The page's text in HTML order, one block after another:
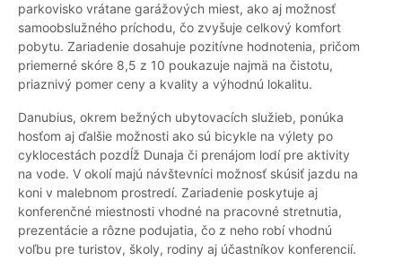
parkovisko vrátane garážových miest, ako aj možnosť
samoobslužného príchodu, čo zvyšuje celkový komfort
pobytu. Zariadenie dosahuje pozitívne hodnotenia, pričom
priemerné skóre 8,5 z 10 poukazuje najmä na čistotu,
priaznivý pomer ceny a kvality a výhodnú lokalitu.
Danubius, okrem bežných ubytovacích služieb, ponúka
hosťom aj ďalšie možnosti ako sú bicykle na výlety po
cyklocestách pozdĺž Dunaja či prenájom lodí pre aktivity
na vode. V okolí majú návštevníci možnosť skúsiť jazdu na
koni v malebnom prostredí. Zariadenie poskytuje aj
konferenčné miestnosti vhodné na pracovné stretnutia,
prezentácie a rôzne podujatia, čo z neho robí vhodnú
voľbu pre turistov, školy, rodiny aj účastníkov konferencií.